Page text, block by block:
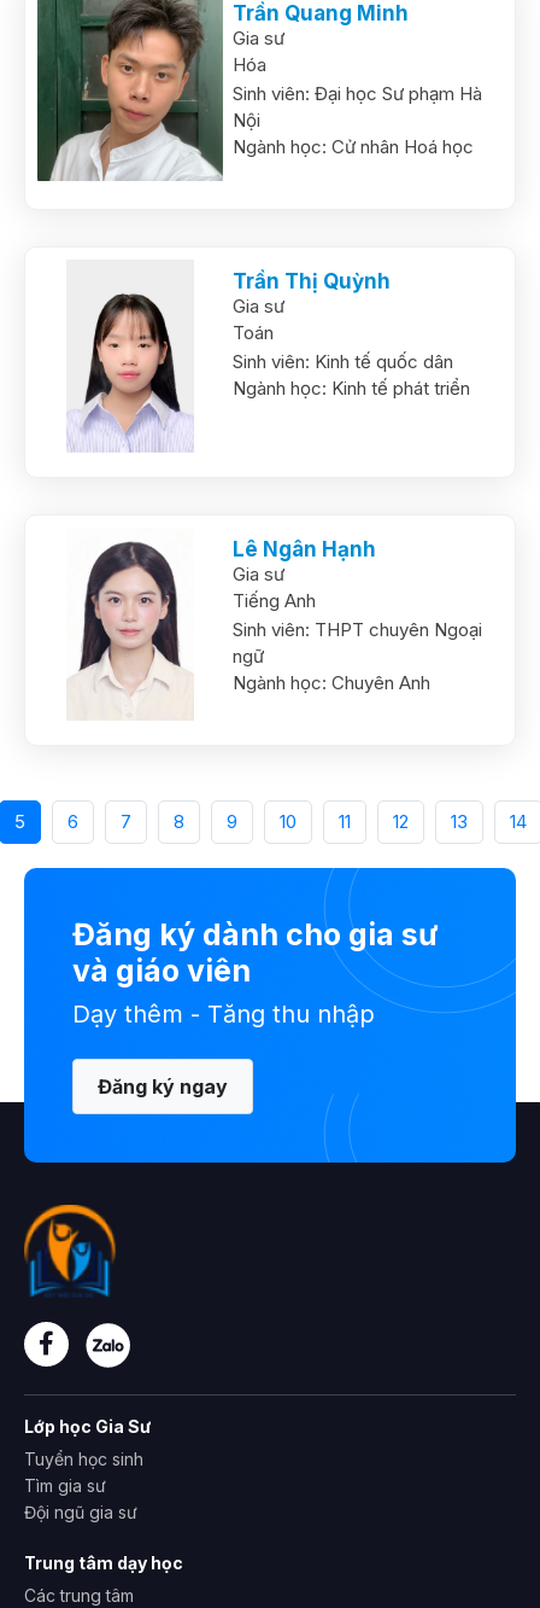
Trần Quang Minh
Gia sư
Hóa
Sinh viên: Đại học Sư phạm Hà
Nội
Ngành học: Cử nhân Hoá học
Trần Thị Quỳnh
Gia sư
Toán
Sinh viên: Kinh tế quốc dân
Ngành học: Kinh tế phát triển
Lê Ngân Hạnh
Gia sư
Tiếng Anh
Sinh viên: THPT chuyên Ngoại
ngữ
Ngành học: Chuyên Anh
5 6 7 8 9 10 11 12 13 14
Đăng ký dành cho gia sư
và giáo viên
Dạy thêm - Tăng thu nhập
Đăng ký ngay
Lớp học Gia Sư
Tuyển học sinh
Tìm gia sư
Đội ngũ gia sư
Trung tâm dạy học
Các trung tâm